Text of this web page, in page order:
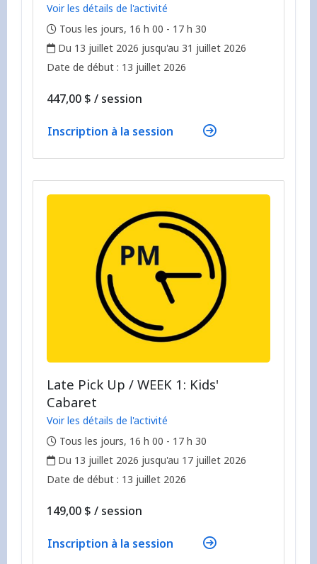
Voir les détails de l'activité
,
Tous les jours, 16 h 00 - 17 h 30
,
Du 13 juillet 2026 jusqu'au 31 juillet 2026
,Date de début : ,13 juillet 2026
447,00 $ / par
session
Inscription à la session
Late Pick Up / WEEK 1: Kids'
Cabaret
Voir les détails de l'activité
,
Tous les jours, 16 h 00 - 17 h 30
,
Du 13 juillet 2026 jusqu'au 17 juillet 2026
Date de début : ,13 juillet 2026
149,00 $ / par
session
Inscription à la session